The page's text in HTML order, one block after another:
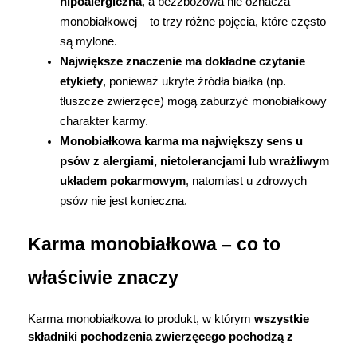
monobiałkowej – to trzy różne pojęcia, które często
są mylone.
Największe znaczenie ma dokładne czytanie
etykiety, ponieważ ukryte źródła białka (np.
tłuszcze zwierzęce) mogą zaburzyć monobiałkowy
charakter karmy.
Monobiałkowa karma ma największy sens u
psów z alergiami, nietolerancjami lub wrażliwym
układem pokarmowym, natomiast u zdrowych
psów nie jest konieczna.
Karma monobiałkowa – co to
właściwie znaczy
Karma monobiałkowa to produkt, w którym wszystkie
składniki pochodzenia zwierzęcego pochodzą z